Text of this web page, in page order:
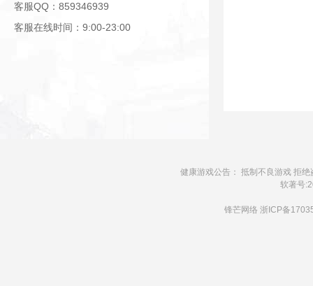
客服QQ：859346939
客服在线时间：9:00-23:00
健康游戏公告： 抵制不良游戏 拒
软著号
锋芒网络 浙ICP备